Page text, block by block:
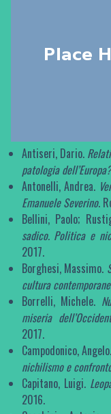
Antiseri, Dario.
patologia dell’Europa?
Antonelli, Andrea.
Emanuele Severino.
Bellini, Paolo;
sadico. Politica e
2017.
Borghesi, Massimo.
cultura
Borrelli, Michele.
miseria
2017.
Campodonico, Angelo.
nichilismo e
Capitano, Luigi.
2016.